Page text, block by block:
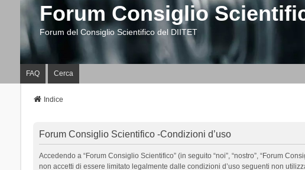
Forum Consiglio
Forum del Consiglio Scientifico del DIITET
FAQ Cerca
Indice
Forum Consiglio Scientifico -Condizioni d’uso
Accedendo a “Forum Consiglio Scientifico” (in seguito “noi”, “nostro”, “Forum
non accetti di essere limitato legalmente dalle condizioni d’uso seguenti non